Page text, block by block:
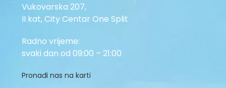
Vukovarska 207,
II kat, City Centar One Split
Radno vrijeme:
svaki dan od 09:00 – 21:00
Pronađi nas na karti